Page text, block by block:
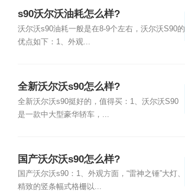
s90沃尔沃油耗怎么样?
沃尔沃s90油耗一般是在8-9个左右，沃尔沃S90的
优点如下：1、外观...
全新沃尔沃s90怎么样?
全新沃尔沃s90挺好的，值得买：1、沃尔沃S90
是一款中大型豪华轿车，...
国产沃尔沃s90怎么样?
国产沃尔沃s90：1、外观方面，“雷神之锤”大灯、
精致的竖条幅式格栅以...